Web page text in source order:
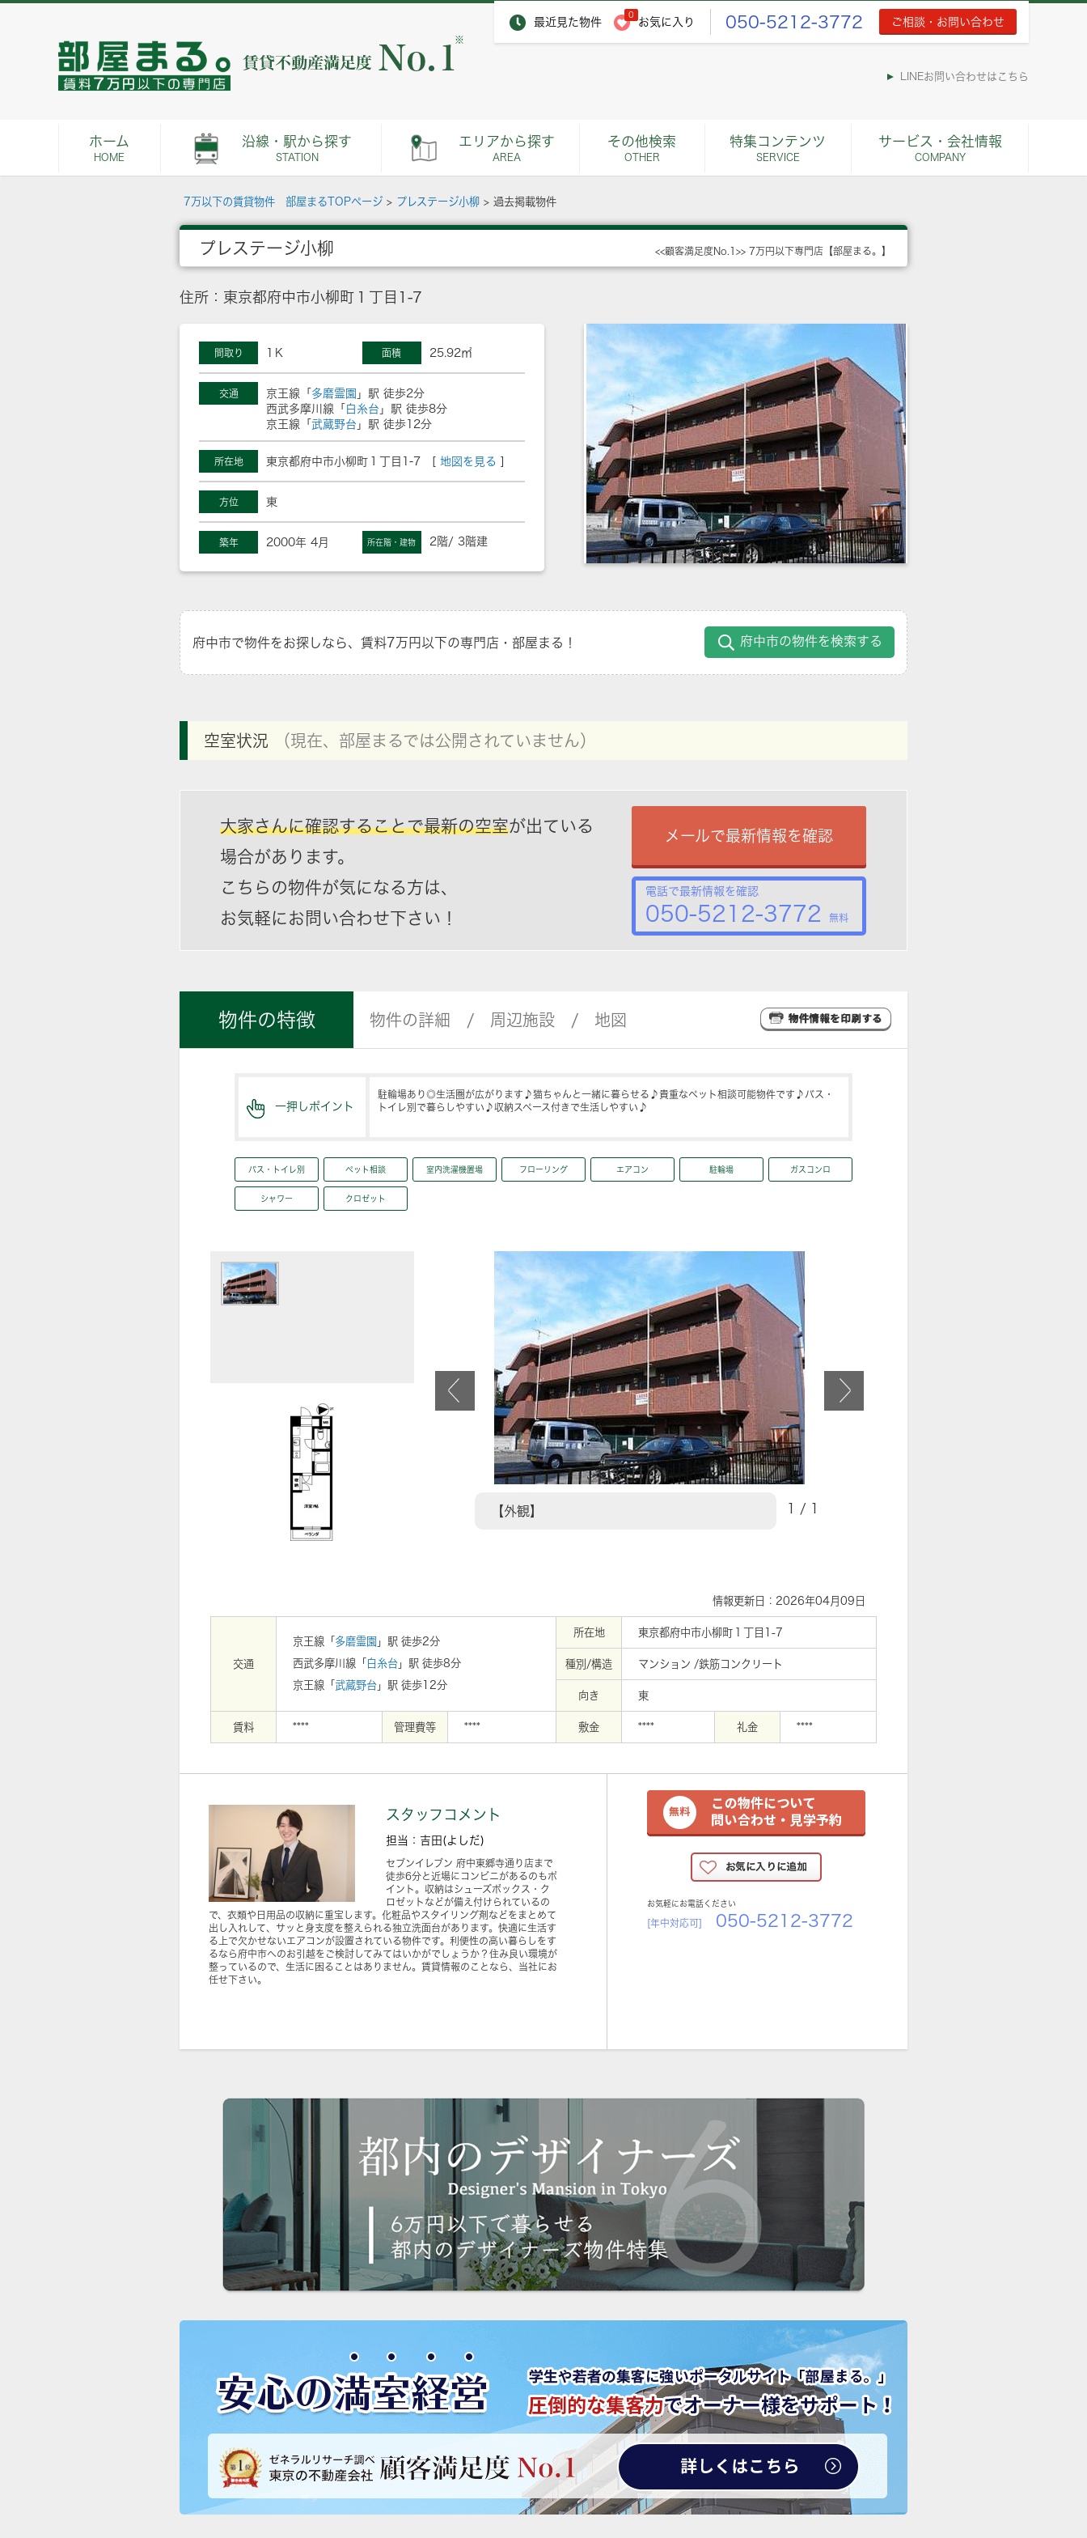
最近見た物件
0
お気に入り 050-5212-3772 ご相談・お問い合わせ
※
LINEお問い合わせはこちら
ホーム
HOME
沿線・駅から探す
STATION
エリアから探す
AREA
その他検索
OTHER
特集コンテンツ
SERVICE
サービス・会社情報
COMPANY
7万以下の賃貸物件 部屋まるTOPページ > プレステージ小柳 > 過去掲載物件
プレステージ小柳 <<顧客満足度No.1>> 7万円以下専門店【部屋まる。】
住所：東京都府中市小柳町１丁目1-7
間取り 1Ｋ 面積 25.92㎡
交通 京王線「 多磨霊園 」駅 徒歩2分
西武多摩川線「 白糸台 」駅 徒歩8分
京王線「 武蔵野台 」駅 徒歩12分
所在地 東京都府中市小柳町１丁目1-7 [ 地図を見る
方位 東
築年 2000年 4月 所在階・建物 2階/ 3階建
府中市で物件をお探しなら、賃料7万円以下の専門店・部屋まる！ 府中市の物件を検索する
空室状況 （現在、部屋まるでは公開されていません）
大家さんに確認することで最新の空室が出ている
場合があります。
こちらの物件が気になる方は、
お気軽にお問い合わせ下さい！
メールで最新情報を確認
電話で最新情報を確認
050-5212-3772 無料
物件の特徴 物件の詳細 周辺施設 地図
一押しポイント
駐輪場あり◎生活圏が広がります♪猫ちゃんと一緒に暮らせる♪貴重なペット相談可能物件です♪バス・
トイレ別で暮らしやすい♪収納スペース付きで生活しやすい♪
バス・トイレ別 ペット相談 室内洗濯機置場 フローリング エアコン 駐輪場 ガスコンロ
シャワー クロゼット
【外観】 1 / 1
情報更新日：2026年04月09日
交通
京王線「 多磨霊園 」駅 徒歩2分
西武多摩川線「 白糸台 」駅 徒歩8分
京王線「 武蔵野台 」駅 徒歩12分
所在地 東京都府中市小柳町１丁目1-7
種別/構造 マンション /鉄筋コンクリート
向き 東
賃料 **** 管理費等 **** 敷金 **** 礼金 ****
スタッフコメント
担当：吉田(よしだ)
セブンイレブン 府中東郷寺通り店まで
徒歩6分と近場にコンビニがあるのもポ
イント。収納はシューズボックス・ク
ロゼットなどが備え付けられているの
で、衣類や日用品の収納に重宝します。化粧品やスタイリング剤などをまとめて
出し入れして、サッと身支度を整えられる独立洗面台があります。快適に生活す
る上で欠かせないエアコンが設置されている物件です。利便性の高い暮らしをす
るなら府中市へのお引越をご検討してみてはいかがでしょうか？住み良い環境が
整っているので、生活に困ることはありません。賃貸情報のことなら、当社にお
任せ下さい。
お気軽にお電話ください
[年中対応可] 050-5212-3772